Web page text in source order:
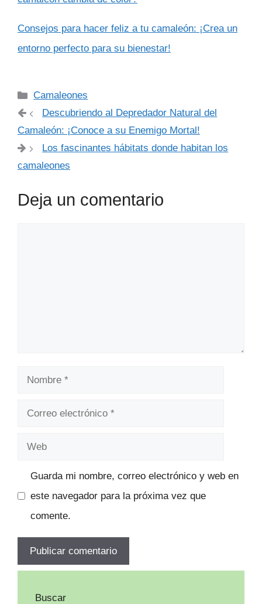
Consejos para hacer feliz a tu camaleón: ¡Crea un
entorno perfecto para su bienestar!
Categorías
Camaleones
Descubriendo al Depredador Natural del
Camaleón: ¡Conoce a su Enemigo Mortal!
Los fascinantes hábitats donde habitan los
camaleones
Deja un comentario
Nombre
Correo
Web
Guarda mi nombre, correo electrónico y web en
este navegador para la próxima vez que
comente.
Buscar